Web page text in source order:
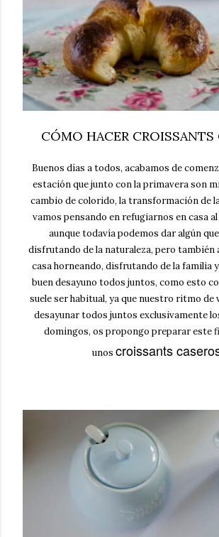
CÓMO HACER CROISSANTS
Buenos días a todos, acabamos de
estación que junto con la primavera son
cambio de colorido, la transformación de
vamos pensando en refugiarnos en casa
aunque todavía podemos dar algún
disfrutando de la naturaleza, pero también
casa horneando, disfrutando de la familia
buen desayuno todos juntos, como esto
suele ser habitual, ya que nuestro ritmo de
desayunar todos juntos exclusivamente
domingos, os propongo preparar este
unos croissants